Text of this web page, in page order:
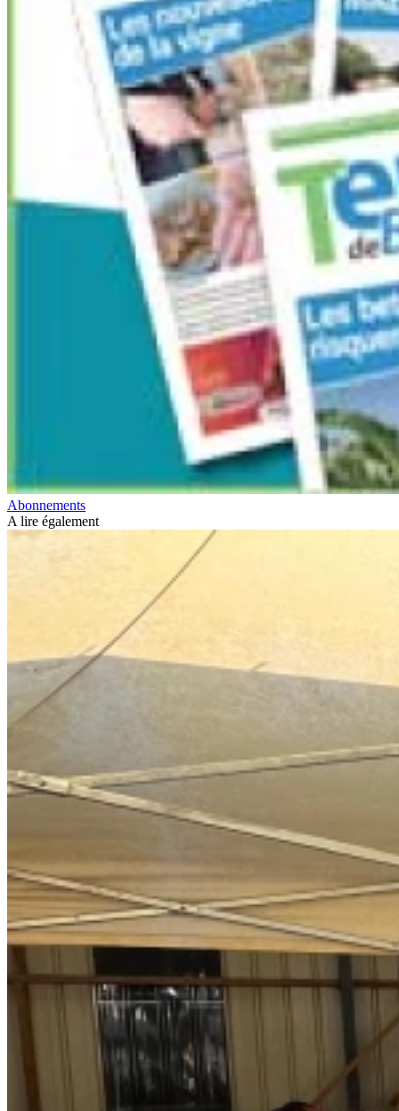
Abonnements
A lire également